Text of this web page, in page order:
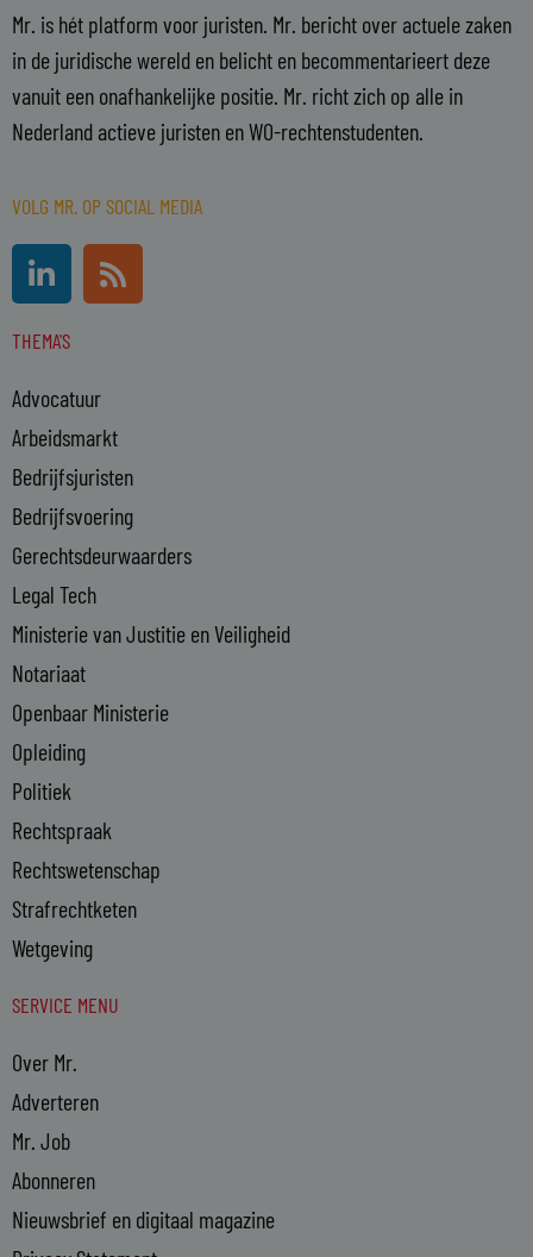
Mr. is hét platform voor juristen. Mr. bericht over actuele zaken
in de juridische wereld en belicht en becommentarieert deze
vanuit een onafhankelijke positie. Mr. richt zich op alle in
Nederland actieve juristen en WO-rechtenstudenten.
VOLG MR. OP SOCIAL MEDIA
i
k
d
i
n
-
i
n
R
s
THEMA'S
Advocatuur
Arbeidsmarkt
Bedrijfsjuristen
Bedrijfsvoering
Gerechtsdeurwaarders
Legal Tech
Ministerie van Justitie en Veiligheid
Notariaat
Openbaar Ministerie
Opleiding
Politiek
Rechtspraak
Rechtswetenschap
Strafrechtketen
Wetgeving
SERVICE MENU
Over Mr.
Adverteren
Mr. Job
Abonneren
Nieuwsbrief en digitaal magazine